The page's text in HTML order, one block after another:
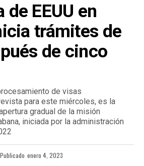
de EEUU en
trámites de
de cinco
de visas
para este miércoles, es la
gradual de la misión
iniciada por la administración
Publicado enero 4, 2023